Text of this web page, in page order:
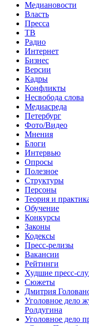
Медиановости
Власть
Пресса
ТВ
Радио
Интернет
Бизнес
Версии
Кадры
Конфликты
Несвобода слова
Медиасреда
Петербург
Фото/Видео
Мнения
Блоги
Интервью
Опросы
Полезное
Структуры
Персоны
Теория и
Обучение
Конкурсы
Законы
Кодексы
Пресс-релизы
Вакансии
Рейтинги
Худшие пресс-
Сюжеты
Дмитрия
Уголовное дело
Ролдугина
Уголовное дело